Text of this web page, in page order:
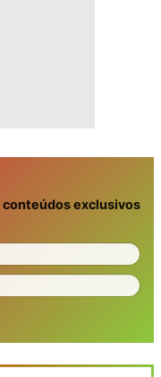
conteúdos exclusivos